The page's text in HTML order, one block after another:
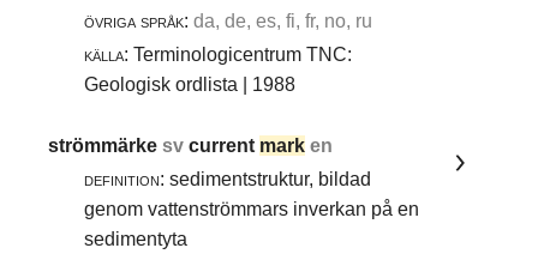
övriga språk: da, de, es, fi, fr, no, ru
källa: Terminologicentrum TNC:
Geologisk ordlista | 1988
strömmärkesvcurrent mark en
definition: sedimentstruktur, bildad
genom vattenströmmars inverkan på en
sedimentyta